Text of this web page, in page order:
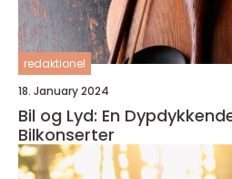
redaktionel
18. January 2024
Bil og Lyd: En
Bilkonserter